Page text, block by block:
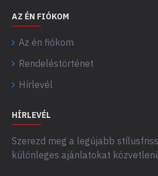
AZ ÉN FIÓKOM
Az én fiókom
Rendeléstörténet
Hírlevél
HÍRLEVÉL
Szerezd meg a legújabb
különleges ajánlatokat